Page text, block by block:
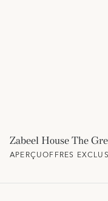
Zabeel House The
APERÇUOFFRES